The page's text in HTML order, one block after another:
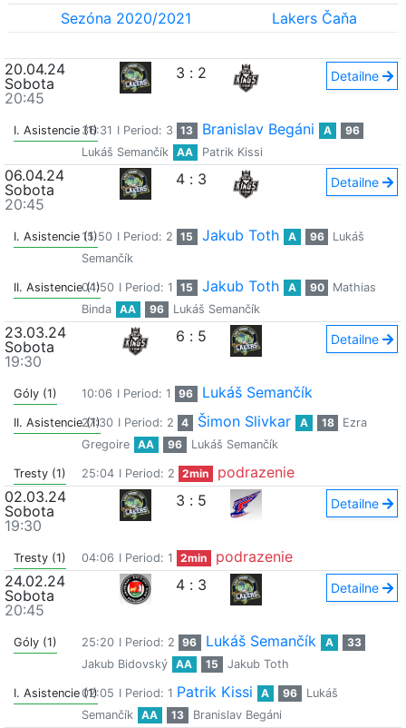
Sezóna 2020/2021
Lakers Čaňa
20.04.24
Sobota
20:45
3 : 2 Detailne
I. Asistencie (1)36:31 I Period: 3 13 Branislav Begáni A
96
Lukáš Semančík
AA Patrik Kissi
06.04.24
Sobota
20:45
4 : 3 Detailne
I. Asistencie (1)15:50 I Period: 2 15 Jakub Toth A 96
Lukáš
Semančík
II. Asistencie (1)
04:50 I Period: 1 15 Jakub Toth A 90
Mathias
Binda
AA 96 Lukáš Semančík
23.03.24
Sobota
19:30
6 : 5 Detailne
Góly (1) 10:06 I Period: 1 96 Lukáš Semančík
II. Asistencie (1)
27:30 I Period: 2 4 Šimon Slivkar A 18
Ezra
Gregoire
AA 96 Lukáš Semančík
Tresty (1) 25:04 I Period: 2 2min
podrazenie
02.03.24
Sobota
19:30
3 : 5 Detailne
Tresty (1) 04:06 I Period: 1 2min
podrazenie
24.02.24
Sobota
20:45
4 : 3 Detailne
Góly (1) 25:20 I Period: 2 96 Lukáš Semančík A
33
Jakub Bidovský
AA 15 Jakub Toth
I. Asistencie (1)02:05 I Period: 1 Patrik Kissi A 96
Lukáš
Semančík
AA 13 Branislav Begáni